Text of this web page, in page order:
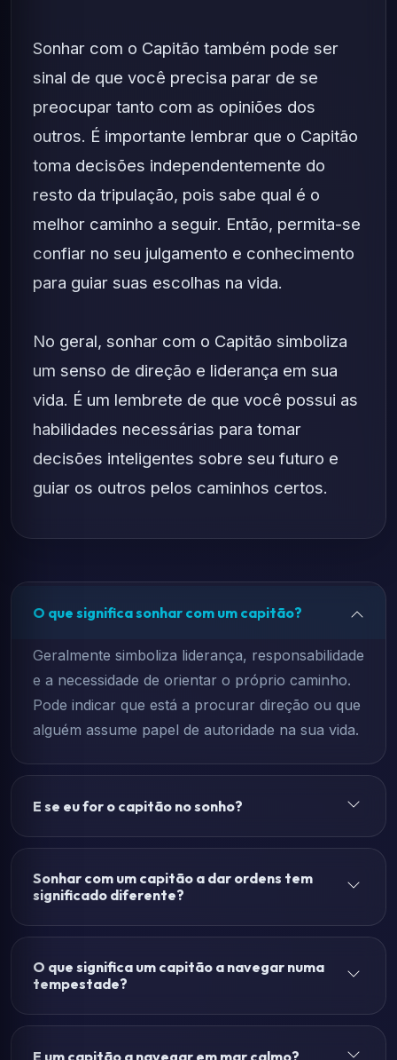
Sonhar com o Capitão também pode ser
sinal de que você precisa parar de se
preocupar tanto com as opiniões dos
outros. É importante lembrar que o Capitão
toma decisões independentemente do
resto da tripulação, pois sabe qual é o
melhor caminho a seguir. Então, permita-se
confiar no seu julgamento e conhecimento
para guiar suas escolhas na vida.
No geral, sonhar com o Capitão simboliza
um senso de direção e liderança em sua
vida. É um lembrete de que você possui as
habilidades necessárias para tomar
decisões inteligentes sobre seu futuro e
guiar os outros pelos caminhos certos.
O que significa sonhar com um capitão?
Geralmente simboliza liderança, responsabilidade
e a necessidade de orientar o próprio caminho.
Pode indicar que está a procurar direção ou que
alguém assume papel de autoridade na sua vida.
E se eu for o capitão no sonho?
Sonhar com um capitão a dar ordens tem
significado diferente?
O que significa um capitão a navegar numa
tempestade?
E um capitão a navegar em mar calmo?